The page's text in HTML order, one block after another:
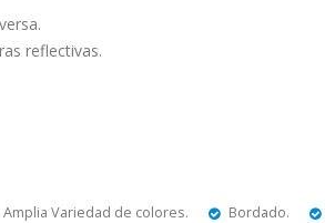
reflectivas.
Amplia Variedad de colores. Bordado.